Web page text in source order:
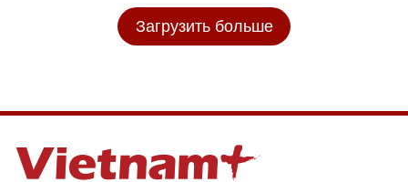
Загрузить больше